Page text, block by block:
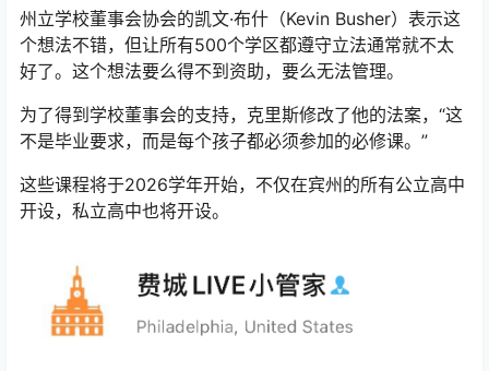
州立学校董事会协会的凯文·布什（Kevin Busher）表示这
个想法不错，但让所有500个学区都遵守立法通常就不太
好了。这个想法要么得不到资助，要么无法管理。
为了得到学校董事会的支持，克里斯修改了他的法案，“这
不是毕业要求，而是每个孩子都必须参加的必修课。”
这些课程将于2026学年开始，不仅在宾州的所有公立高中
开设，私立高中也将开设。